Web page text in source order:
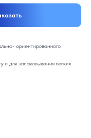
ориентированного
и для запаковывания легких